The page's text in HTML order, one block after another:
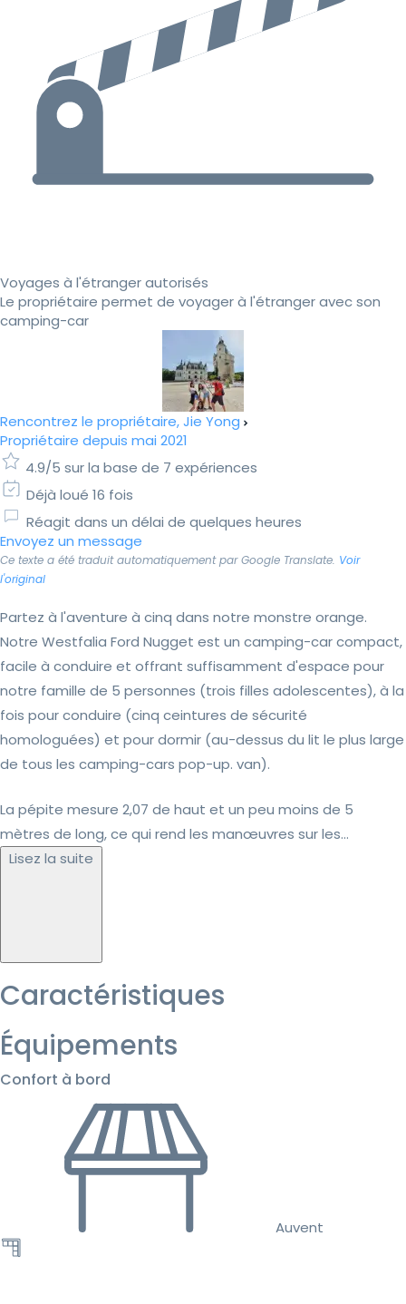
Voyages à l'étranger autorisés
Le propriétaire permet de voyager à l'étranger avec son
camping-car
Rencontrez le propriétaire, Jie Yong
Propriétaire depuis mai 2021
4.9/5 sur la base de 7 expériences
Déjà loué 16 fois
Réagit dans un délai de quelques heures
Envoyez un message
Ce texte a été traduit automatiquement par Google Translate. Voir
l'original
Partez à l'aventure à cinq dans notre monstre orange.
Notre Westfalia Ford Nugget est un camping-car compact,
facile à conduire et offrant suffisamment d'espace pour
notre famille de 5 personnes (trois filles adolescentes), à la
fois pour conduire (cinq ceintures de sécurité
homologuées) et pour dormir (au-dessus du lit le plus large
de tous les camping-cars pop-up. van).
La pépite mesure 2,07 de haut et un peu moins de 5
mètres de long, ce qui rend les manœuvres sur les...
Lisez la suite
Caractéristiques
Équipements
Confort à bord
Auvent